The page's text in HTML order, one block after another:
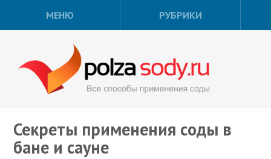
МЕНЮ РУБРИКИ
Секреты применения соды в
бане и сауне